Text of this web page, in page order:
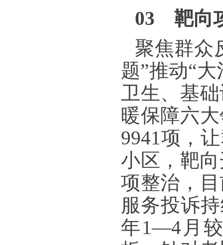
03 靶向
聚焦群众
题”推动“
卫生、基
暖保障六
9941项，
小区，靶
项整治，
服务投诉
年1—4月